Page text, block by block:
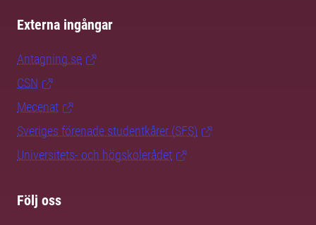
Externa ingångar
Antagning.se
CSN
Mecenat
Sveriges förenade studentkårer (SFS)
Universitets- och högskolerådet
Följ oss